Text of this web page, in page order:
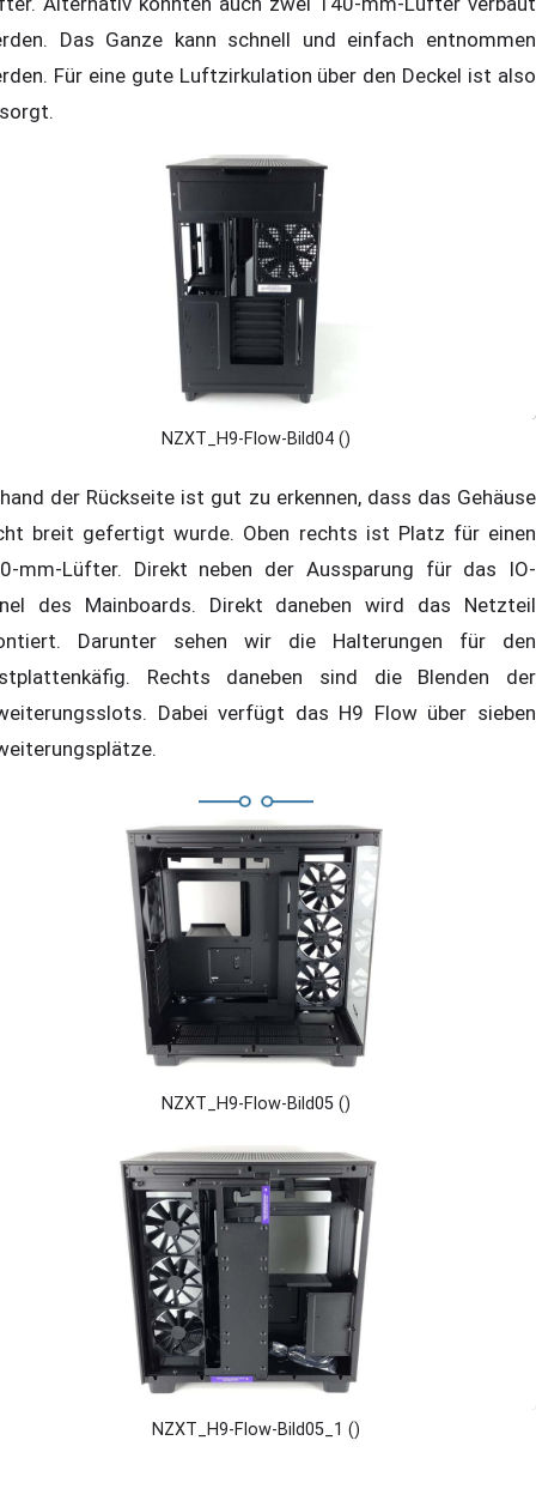
Das Ganze kann schnell und einfach entnommen
Für eine gute Luftzirkulation über den Deckel ist also
NZXT_H9-Flow-Bild04 ()
der Rückseite ist gut zu erkennen, dass das Gehäuse
breit gefertigt wurde. Oben rechts ist Platz für einen
mm-Lüfter. Direkt neben der Aussparung für das IO-
des Mainboards. Direkt daneben wird das Netzteil
Darunter sehen wir die Halterungen für den
Rechts daneben sind die Blenden der
Dabei verfügt das H9 Flow über sieben
NZXT_H9-Flow-Bild05 ()
NZXT_H9-Flow-Bild05_1 ()